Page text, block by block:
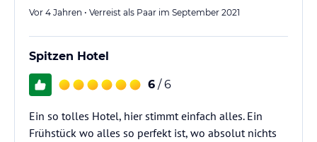
Vor 4 Jahren • Verreist als Paar im September 2021
Spitzen Hotel
6 / 6
Ein so tolles Hotel, hier stimmt einfach alles. Ein
Frühstück wo alles so perfekt ist, wo absolut nichts